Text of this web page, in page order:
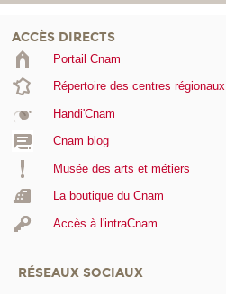
ACCÈS DIRECTS
Portail Cnam
Répertoire des centres régionaux
Handi'Cnam
Cnam blog
Musée des arts et métiers
La boutique du Cnam
Accès à l'intraCnam
RÉSEAUX SOCIAUX